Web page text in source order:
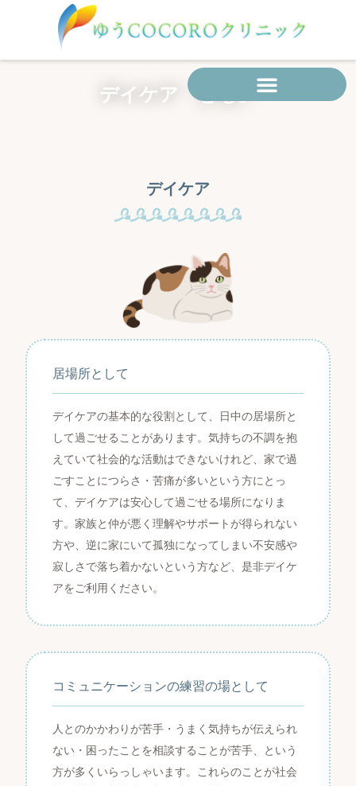
ス
デイケア「とも」
デイケア
居場所として
デイケアの基本的な役割として、日中の居場所と
して過ごせることがあります。気持ちの不調を抱
えていて社会的な活動はできないけれど、家で過
ごすことにつらさ・苦痛が多いという方にとっ
て、デイケアは安心して過ごせる場所になりま
す。家族と仲が悪く理解やサポートが得られない
方や、逆に家にいて孤独になってしまい不安感や
寂しさで落ち着かないという方など、是非デイケ
アをご利用ください。
コミュニケーションの練習の場として
人とのかかわりが苦手・うまく気持ちが伝えられ
ない・困ったことを相談することが苦手、という
方が多くいらっしゃいます。これらのことが社会